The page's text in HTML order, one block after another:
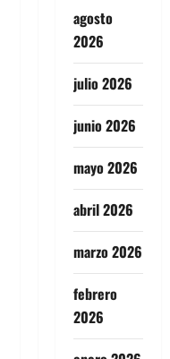
agosto
2026
julio 2026
junio 2026
mayo 2026
abril 2026
marzo 2026
febrero
2026